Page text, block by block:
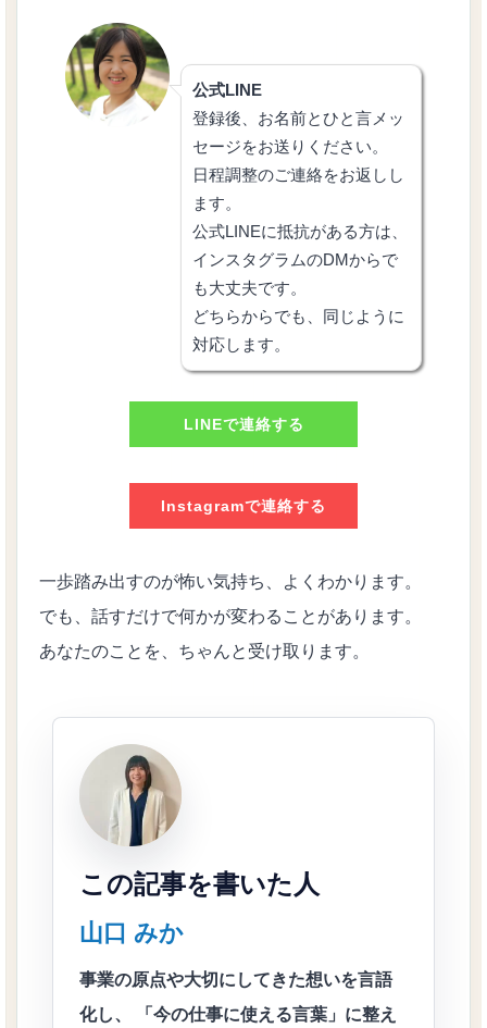
公式LINE
登録後、お名前とひと言メッ
セージをお送りください。
日程調整のご連絡をお返しし
ます。
公式LINEに抵抗がある方は、
インスタグラムのDMからで
も大丈夫です。
どちらからでも、同じように
対応します。
LINEで連絡する
Instagramで連絡する
一歩踏み出すのが怖い気持ち、よくわかります。
でも、話すだけで何かが変わることがあります。
あなたのことを、ちゃんと受け取ります。
この記事を書いた人
山口 みか
事業の原点や大切にしてきた想いを言語
化し、 「今の仕事に使える言葉」に整え